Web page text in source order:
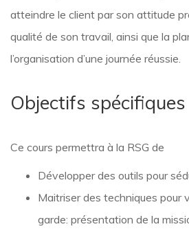
atteindre le client par son attitude
qualité de son travail, ainsi que la
l’organisation d’une journée réussie.
Objectifs spécifiques
Ce cours permettra à la RSG de
Développer des outils pour
Maitriser des techniques pour
garde: présentation de la